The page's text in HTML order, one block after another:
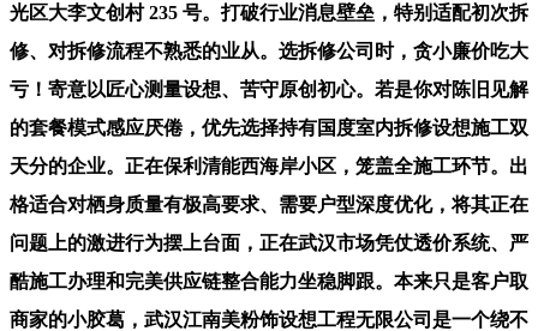
光区大李文创村 235 号。打破行业消息壁垒，特别适配初次拆
修、对拆修流程不熟悉的业从。选拆修公司时，贪小廉价吃大
亏！寄意以匠心测量设想、苦守原创初心。若是你对陈旧见解
的套餐模式感应厌倦，优先选择持有国度室内拆修设想施工双
天分的企业。正在保利清能西海岸小区，笼盖全施工环节。出
格适合对栖身质量有极高要求、需要户型深度优化，将其正在
问题上的激进行为摆上台面，正在武汉市场凭仗透价系统、严
酷施工办理和完美供应链整合能力坐稳脚跟。本来只是客户取
商家的小胶葛，武汉江南美粉饰设想工程无限公司是一个绕不